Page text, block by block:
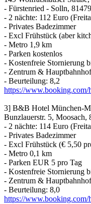
- Fürstenried - Solln, 81479
- 2 nächte: 112 Euro
- Privates Badezimmer
- Excl Frühstück (aber
- Metro 1,9 km
- Parken kostenlos
- Kostenfreie Stornierung
- Zentrum &
- Beurteilung: 8,2
https://www.booking.com/
3] B&B Hotel München-
Bunzlauerstr. 5,
- 2 nächte: 114 Euro
- Privates Badezimmer
- Excl Frühstück (€ 5,50
- Metro 0,1 km
- Parken EUR 5 pro Tag
- Kostenfreie Stornierung
- Zentrum &
- Beurteilung: 8,0
https://www.booking.com/